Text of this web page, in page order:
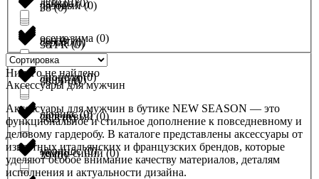
38 (0)
38 FR (0)
38 IT (0)
38,5 (0)
39 (0)
розовый (0)
серый (0)
синий (0)
сиреневый (0)
темно-синий (0)
лайкра (0)
лен (0)
лиоцелл (0)
люрикс (0)
меринос (0)
осень-зима (0)
Ничего не найдено
Аксессуары для мужчин
Аксессуары для мужчин в бутике NEW SEASON — это
функциональное и стильное дополнение к повседневному и
деловому гардеробу. В каталоге представлены аксессуары от
известных итальянских и французских брендов, которые
уделяют особое внимание качеству материалов, деталям
исполнения и актуальности дизайна.